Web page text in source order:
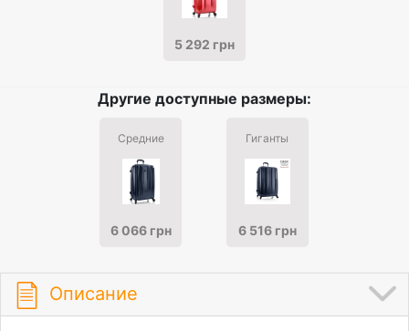
5 292 грн
Другие доступные размеры:
Средние
6 066 грн
Гиганты
6 516 грн
Описание